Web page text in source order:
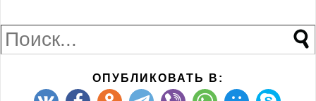
ОПУБЛИКОВАТЬ В: